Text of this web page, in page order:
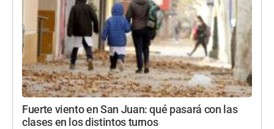
Fuerte viento en San Juan: qué pasará con las
clases en los distintos turnos